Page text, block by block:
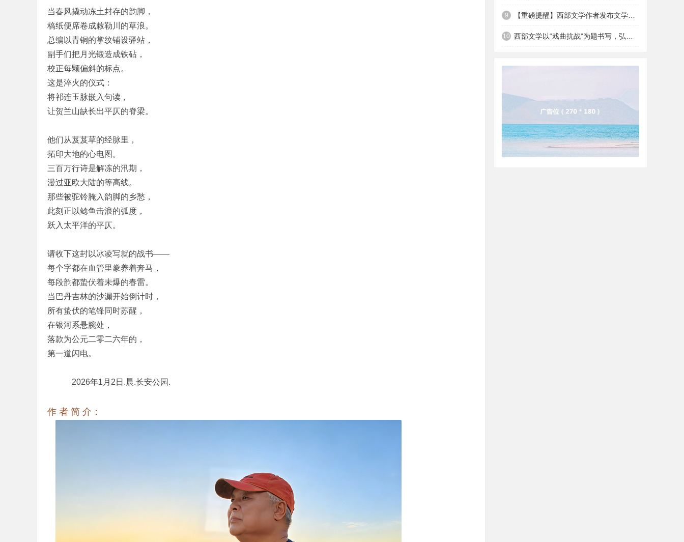
当春风撬动冻土封存的韵脚，
稿纸便席卷成敕勒川的草浪。
总编以青铜的掌纹铺设驿站，
副手们把月光锻造成铁砧，
校正每颗偏斜的标点。
这是淬火的仪式：
将祁连玉脉嵌入句读，
让贺兰山缺长出平仄的脊梁。
他们从芨芨草的经脉里，
拓印大地的心电图。
三百万行诗是解冻的汛期，
漫过亚欧大陆的等高线。
那些被驼铃腌入韵脚的乡愁，
此刻正以鲶鱼击浪的弧度，
跃入太平洋的平仄。
请收下这封以冰凌写就的战书——
每个字都在血管里豢养着奔马，
每段韵都蛰伏着未爆的春雷。
当巴丹吉林的沙漏开始倒计时，
所有蛰伏的笔锋同时苏醒，
在银河系悬腕处，
落款为公元二零二六年的，
第一道闪电。
2026年1月2日.晨.长安公园.
作 者 简 介：
9
10